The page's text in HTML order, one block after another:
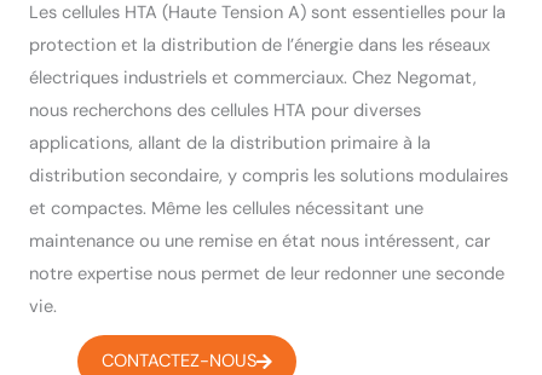
Les cellules HTA (Haute Tension A) sont essentielles pour la
protection et la distribution de l’énergie dans les réseaux
électriques industriels et commerciaux. Chez Negomat,
nous recherchons des cellules HTA pour diverses
applications, allant de la distribution primaire à la
distribution secondaire, y compris les solutions modulaires
et compactes. Même les cellules nécessitant une
maintenance ou une remise en état nous intéressent, car
notre expertise nous permet de leur redonner une seconde
vie.
CONTACTEZ-NOUS